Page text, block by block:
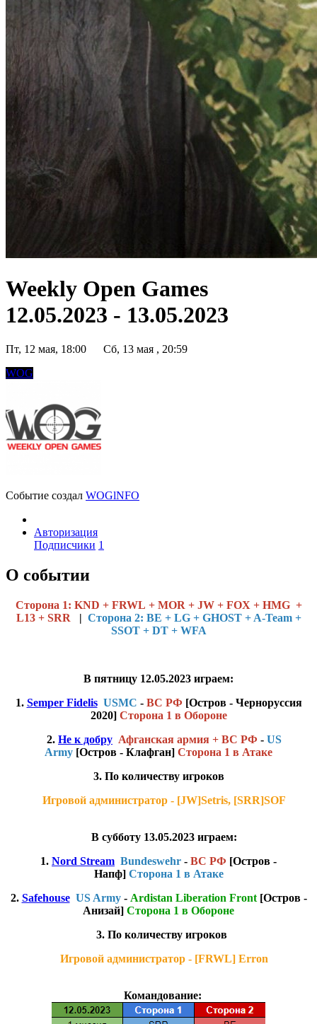
Weekly Open Games
12.05.2023 - 13.05.2023
Пт, 12 мая, 18:00
Сб, 13 мая , 20:59
WOG
Событие создал WOGlNFO
Авторизация
Подписчики 1
О событии
Cторона 1: KND + FRWL + MOR + JW + FOX + HMG +
L13 + SRR | Сторона 2: BE + LG + GHOST + A-Team +
SSOT + DT + WFA
В пятницу 12.05.2023 играем:
1. Semper Fidelis USMC - ВС РФ [Остров - Черноруссия
2020] Сторона 1 в Обороне
2. Не к добру Афганская армия + ВС РФ - US
Army [Остров - Клафган] Сторона 1 в Атаке
3. По количеству игроков
Игровой администратор - [JW]Setris, [SRR]SOF
В субботу 13.05.2023 играем:
1. Nord Stream Bundeswehr - ВС РФ [Остров -
Напф] Сторона 1 в Атаке
2. Safehouse US Army - Ardistan Liberation Front[Остров -
Анизай] Сторона 1 в Обороне
3. По количеству игроков
Игровой администратор - [FRWL] Erron
Командование: